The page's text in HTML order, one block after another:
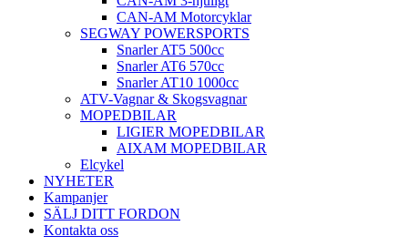
CAN-AM Motorcyklar
SEGWAY POWERSPORTS
Snarler AT5 500cc
Snarler AT6 570cc
Snarler AT10 1000cc
ATV-Vagnar & Skogsvagnar
MOPEDBILAR
LIGIER MOPEDBILAR
AIXAM MOPEDBILAR
Elcykel
NYHETER
Kampanjer
SÄLJ DITT FORDON
Kontakta oss